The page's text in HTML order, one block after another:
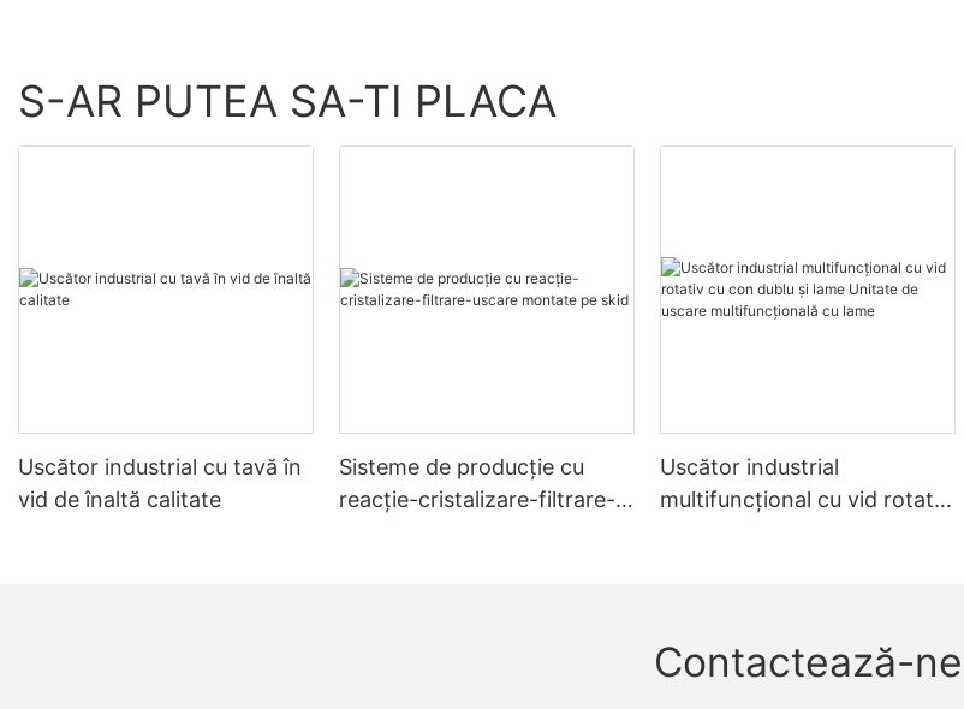
S-AR PUTEA SA-TI PLACA
Uscător industrial cu tavă în
vid de înaltă calitate
Sisteme de producție cu
reacție-cristalizare-filtrare-
Uscător industrial
multifuncțional cu vid rotativ
Contactează-ne